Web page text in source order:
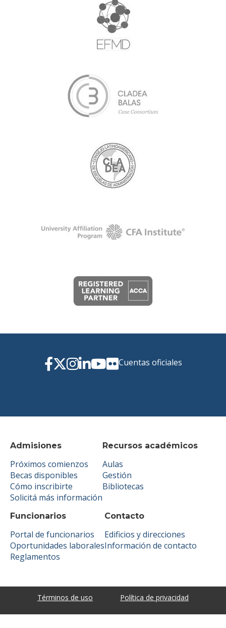
Admisiones
Próximos comienzos
Becas disponibles
Cómo inscribirte
Solicitá más información
Recursos académicos
Aulas
Gestión
Bibliotecas
Funcionarios
Portal de funcionarios
Oportunidades laborales
Reglamentos
Contacto
Edificios y direcciones
Información de contacto
Cuentas oficiales
Términos de uso Política de privacidad